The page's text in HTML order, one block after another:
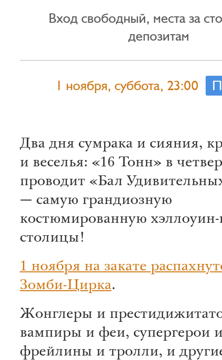
Вход свободный, места за
депозитам
1 ноября, суббота, 23:00
Два дня сумрака и сияния,
и веселья: «16 Тонн» в
проводит «Бал
— самую грандиозную
костюмированную хэллоуин-
столицы!
1 ноября на закате
Зомби-Цирка.
Жонглеры и
вампиры и феи, супергерои
фрейлины и тролли, и